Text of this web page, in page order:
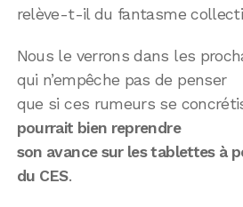
relève-t-il du fantasme
Nous le verrons dans les
qui n’empêche pas de penser
que si ces rumeurs se
pourrait bien reprendre
son avance sur les tablettes à
du CES.